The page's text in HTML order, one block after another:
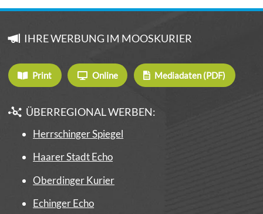
IHRE WERBUNG IM MOOSKURIER
Print Online Mediadaten (PDF)
ÜBERREGIONAL WERBEN:
Herrschinger Spiegel
Haarer Stadt Echo
Oberdinger Kurier
Echinger Echo